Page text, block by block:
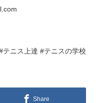
ニス上達 #テニスの学校
Share